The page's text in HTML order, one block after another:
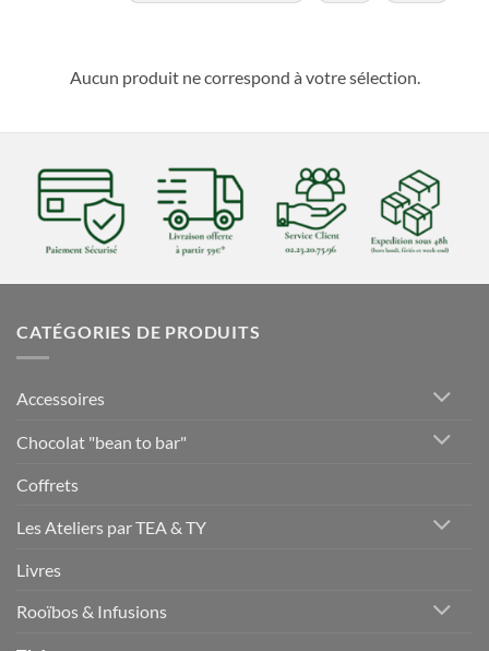
Aucun produit ne correspond à votre sélection.
CATÉGORIES DE PRODUITS
Accessoires
Chocolat "bean to bar"
Coffrets
Les Ateliers par TEA & TY
Livres
Rooïbos & Infusions